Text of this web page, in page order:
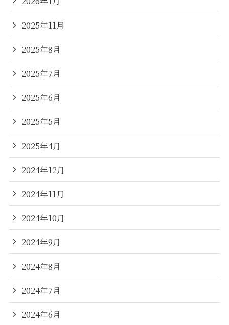
2025年11月
2025年8月
2025年7月
2025年6月
2025年5月
2025年4月
2024年12月
2024年11月
2024年10月
2024年9月
2024年8月
2024年7月
2024年6月